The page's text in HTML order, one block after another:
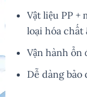
Vật liệu PP +
loại hóa chất
Vận hành ổn
Dễ dàng